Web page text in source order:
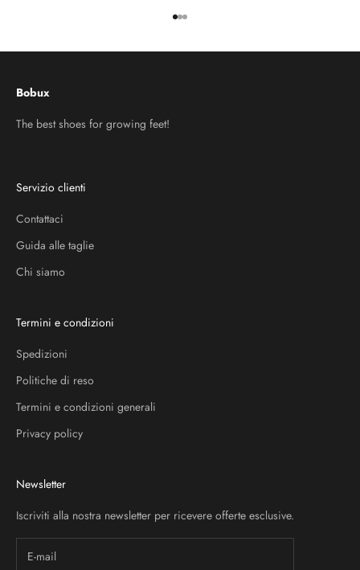
Vai all'articolo 1
Vai all'articolo 2
Vai all'articolo 3
Bobux
The best shoes for growing feet!
Servizio clienti
Contattaci
Guida alle taglie
Chi siamo
Termini e condizioni
Spedizioni
Politiche di reso
Termini e condizioni generali
Privacy policy
Newsletter
Iscriviti alla nostra newsletter per ricevere offerte esclusive.